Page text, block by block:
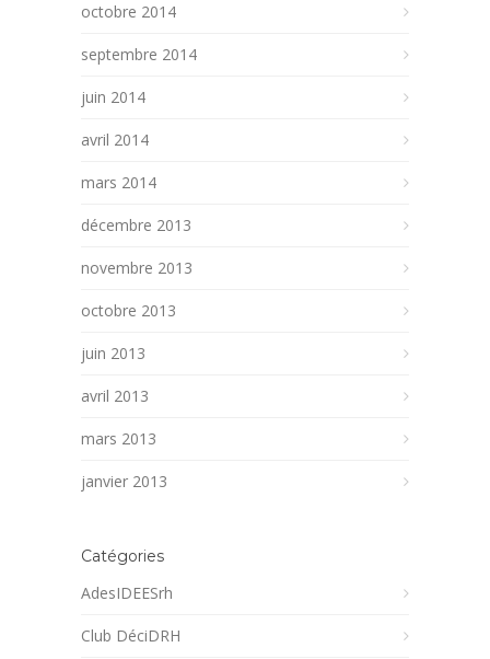
octobre 2014
septembre 2014
juin 2014
avril 2014
mars 2014
décembre 2013
novembre 2013
octobre 2013
juin 2013
avril 2013
mars 2013
janvier 2013
Catégories
AdesIDEESrh
Club DéciDRH